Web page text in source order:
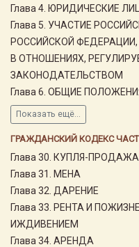
Глава 4. ЮРИДИЧЕСКИЕ
Глава 5. УЧАСТИЕ
РОССИЙСКОЙ
В ОТНОШЕНИЯХ,
ЗАКОНОДАТЕЛЬСТВОМ
Глава 6. ОБЩИЕ
Показать ещё...
ГРАЖДАНСКИЙ КОДЕКС
Глава 30. КУПЛЯ-ПРОДАЖА
Глава 31. МЕНА
Глава 32. ДАРЕНИЕ
Глава 33. РЕНТА И
ИЖДИВЕНИЕМ
Глава 34. АРЕНДА